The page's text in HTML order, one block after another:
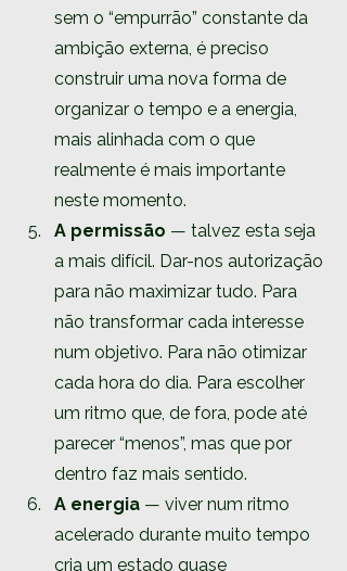
sem o “empurrão” constante da
ambição externa, é preciso
construir uma nova forma de
organizar o tempo e a energia,
mais alinhada com o que
realmente é mais importante
neste momento.
A permissão — talvez esta seja
a mais difícil. Dar-nos autorização
para não maximizar tudo. Para
não transformar cada interesse
num objetivo. Para não otimizar
cada hora do dia. Para escolher
um ritmo que, de fora, pode até
parecer “menos”, mas que por
dentro faz mais sentido.
A energia — viver num ritmo
acelerado durante muito tempo
cria um estado quase